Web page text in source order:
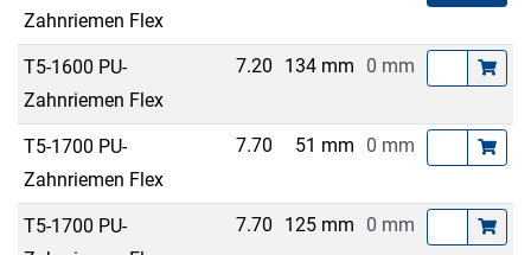
Zahnriemen Flex
T5-1600 PU-
Zahnriemen Flex
7.20 134 mm 0 mm
T5-1700 PU-
Zahnriemen Flex
7.70 51 mm 0 mm
T5-1700 PU-
7.70 125 mm 0 mm